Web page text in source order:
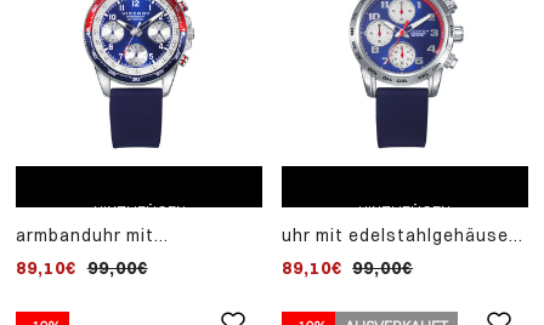
HINZUFÜGEN
armbanduhr mit
blauem silikonarmband,
edelstahlarmband mit
89,10€ 99,00€
HINZUFÜGEN
uhr mit edelstahlgehäuse
quarzwerk. ein
kreuz und blauem
89,10€ 99,00€